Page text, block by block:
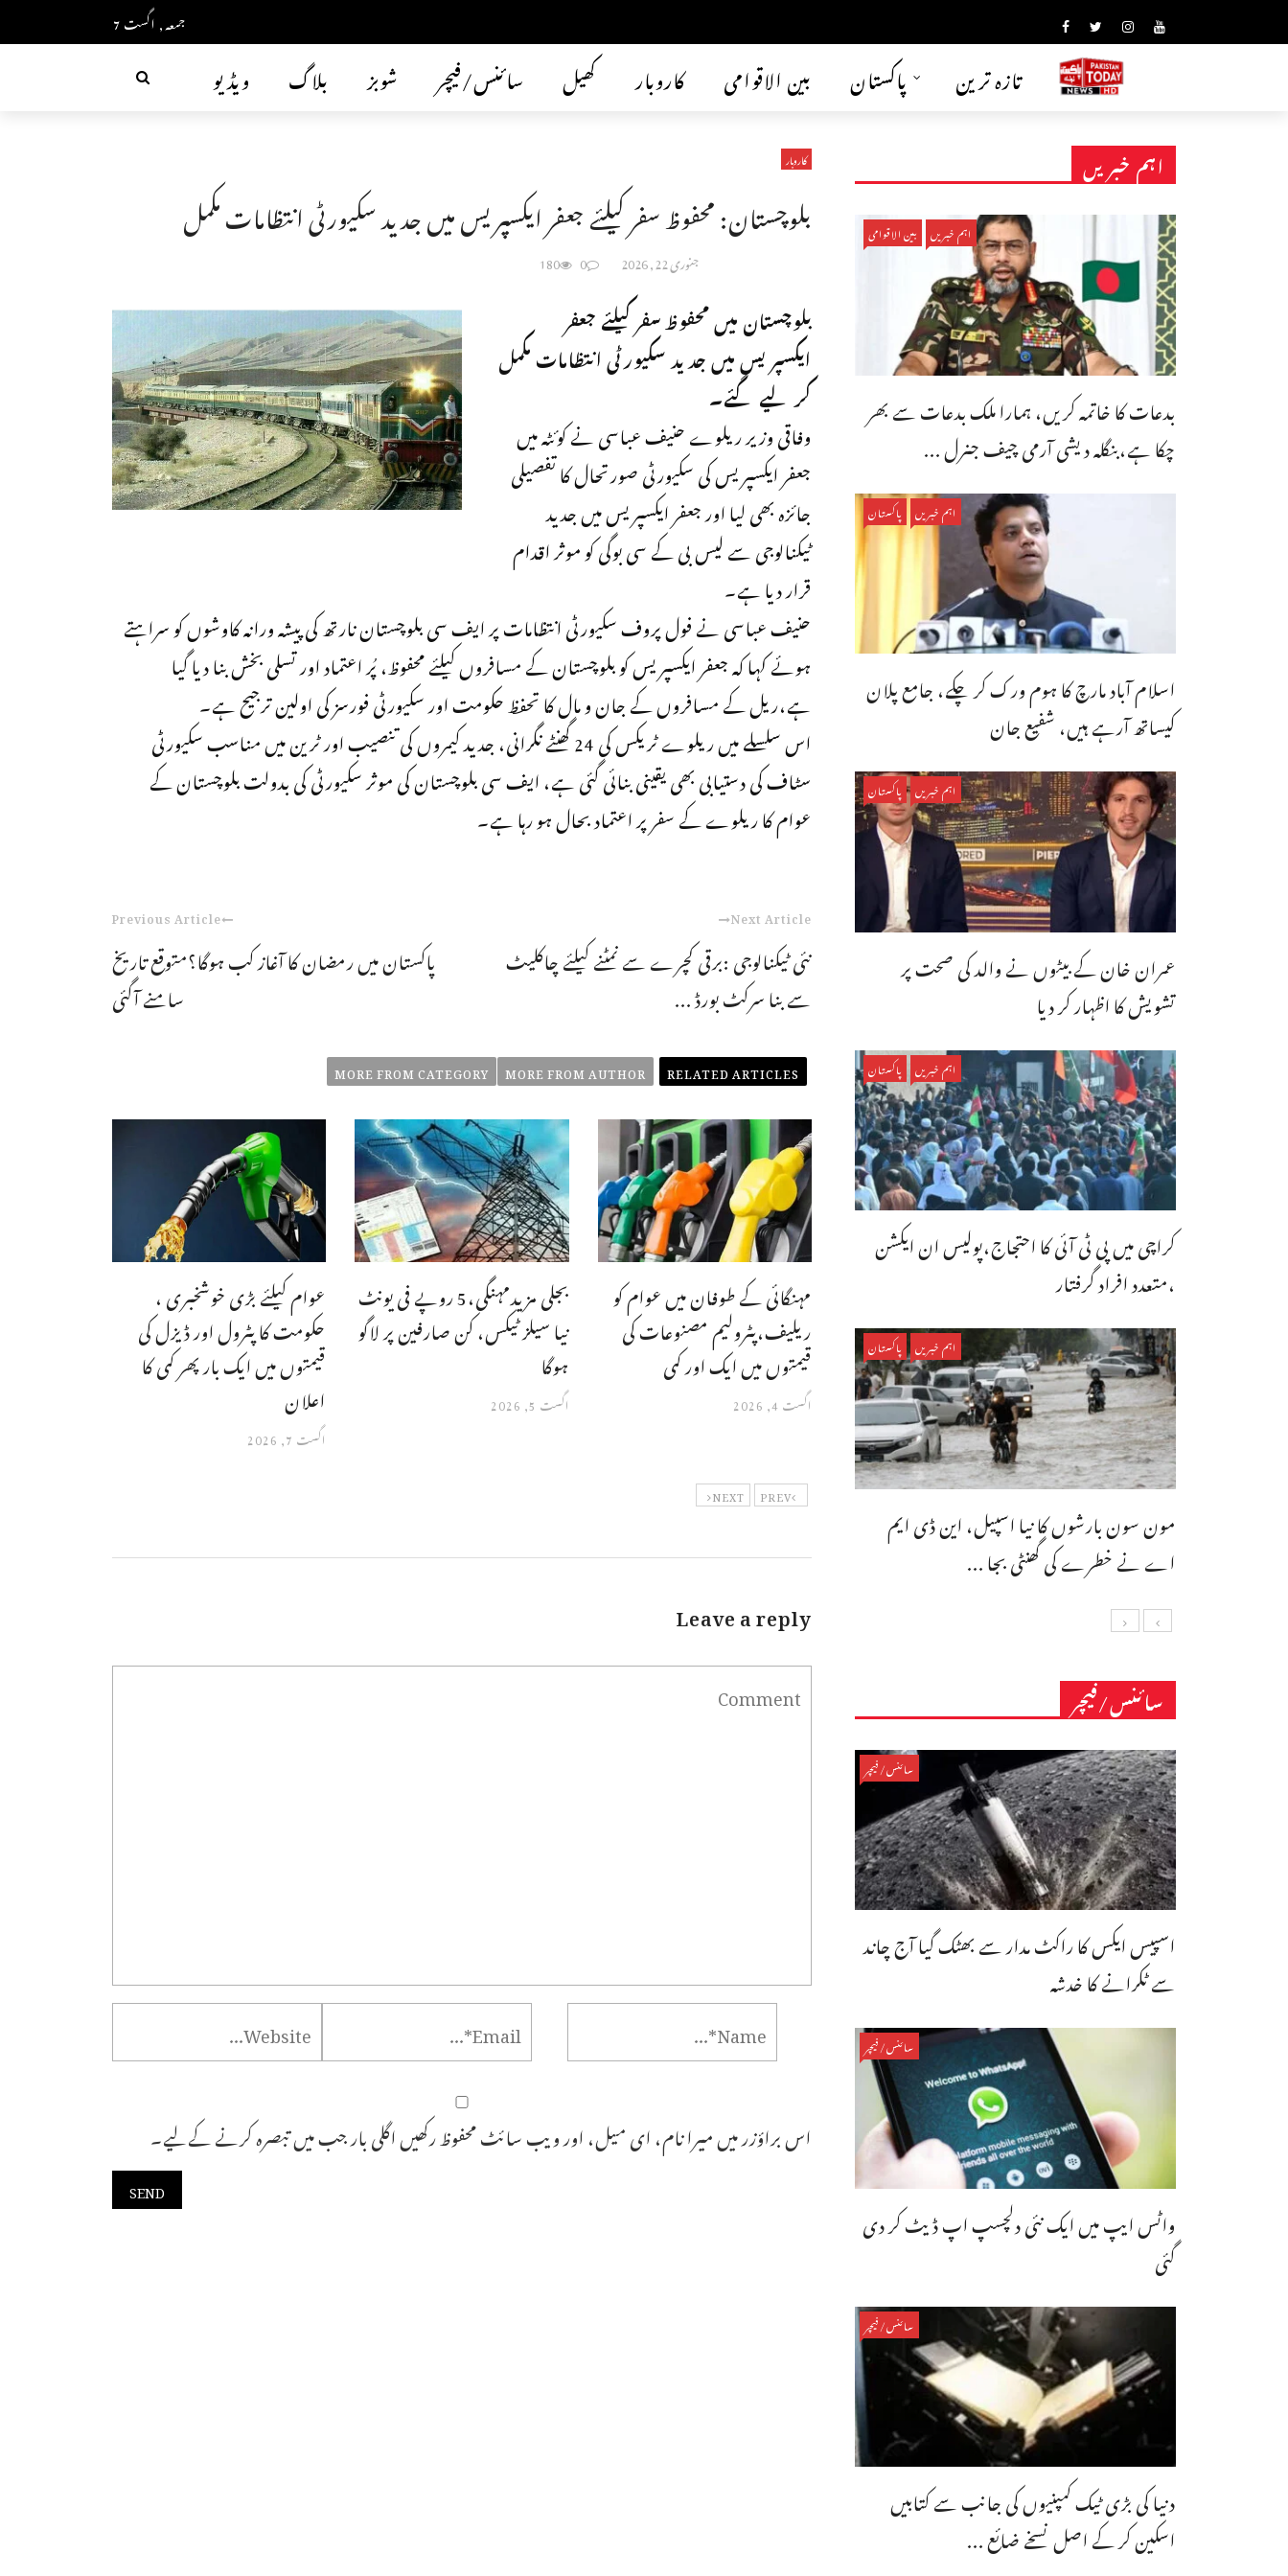
جمعہ, اگست 7
ویڈیو بلاگ شوبز سائنس/فیچر کھیل کاروبار بین الاقوامی پاکستان تازہ ترین
کاروبار
بلوچستان: محفوظ سفر کیلئے جعفر ایکسپریس میں جدید سکیورٹی انتظامات مکمل
جنوری 22, 2026 0
180
بلوچستان میں محفوظ سفر کیلئے جعفر
ایکسپریس میں جدید سکیورٹی انتظامات مکمل
کر لیے گئے۔
وفاقی وزیر ریلوے حنیف عباسی نے کوئٹہ میں
جعفر ایکسپریس کی سکیورٹی صورتحال کا تفصیلی
جائزہ بھی لیا اور جعفر ایکسپریس میں جدید
ٹیکنالوجی سے لیس بی کے سی بوگی کو موثر اقدام
قرار دیا ہے۔
حنیف عباسی نے فول پروف سکیورٹی انتظامات پر ایف سی بلوچستان نارتھ کی پیشہ ورانہ کاوشوں کو سراہتے
ہوئے کہا کہ جعفر ایکسپریس کو بلوچستان کے مسافروں کیلئے محفوظ، پُر اعتماد اور تسلی بخش بنا دیا گیا
ہے،ریل کے مسافروں کے جان و مال کا تحفظ حکومت اور سکیورٹی فورسز کی اولین ترجیح ہے۔
اس سلسلے میں ریلوے ٹریکس کی 24 گھنٹے نگرانی، جدید کیمروں کی تنصیب اور ٹرین میں مناسب سکیورٹی
سٹاف کی دستیابی بھی یقینی بنائی گئی ہے، ایف سی بلوچستان کی موثر سکیورٹی کی بدولت بلوچستان کے
عوام کا ریلوے کے سفر پر اعتماد بحال ہو رہا ہے۔
Previous Article
پاکستان میں رمضان کا آغاز کب ہوگا؟متوقع تاریخ
سامنے آگئی
Next Article
نئی ٹیکنالوجی :برقی کچرے سے نمٹنے کیلئے چاکلیٹ
سے بنا سرکٹ بورڈ ...
RELATED ARTICLES
MORE FROM AUTHOR
MORE FROM CATEGORY
عوام کیلئے بڑی خوشخبری ،
حکومت کا پٹرول اور ڈیزل کی
قیمتوں میں ایک بار پھر کمی کا
اعلان
اگست 7, 2026
بجلی مزیدمہنگی،5 روپے فی یونٹ
نیا سیلز ٹیکس، کن صارفین پر لاگو
ہوگا
اگست 5, 2026
مہنگائی کے طوفان میں عوام کو
ریلیف،پٹرولیم مصنوعات کی
قیمتوں میں ایک اور کمی
اگست 4, 2026
PREV
NEXT
Leave a reply
اس براؤزر میں میرا نام، ای میل، اور ویب سائٹ محفوظ رکھیں اگلی بار جب میں تبصرہ کرنے کےلیے۔
اہم خبریں
اہم خبریں بین الاقوامی
بدعات کا خاتمہ کریں، ہمارا ملک بدعات سے بھر
چکا ہے،بنگله دیشی آرمی چیف جنرل ...
اہم خبریں پاکستان
اسلام آباد مارچ کا ہوم ورک کر چکے، جامع پلان
کیساتھ آرہے ہیں، شفیع جان
اہم خبریں پاکستان
عمران خان کے بیٹوں نے والد کی صحت پر
تشویش کا اظہار کر دیا
اہم خبریں پاکستان
کراچی میں پی ٹی آئی کا احتجاج،پولیس ان ایکشن
،متعدد افراد گرفتار
اہم خبریں پاکستان
مون سون بارشوں کا نیا اسپیل، این ڈی ایم
اے نے خطرے کی گھنٹی بجا ...
سائنس/فیچر
سائنس/فیچر
اسپیس ایکس کا راکٹ مدار سے بھٹک گیا آج چاند
سے ٹکرانے کا خدشہ
سائنس/فیچر
واٹس ایپ میں ایک نئی دلچسپ اپ ڈیٹ کر دی
گئی
سائنس/فیچر
دنیا کی بڑی ٹیک کمپنیوں کی جانب سے کتابیں
اسکین کر کے اصل نسخے ضائع ...